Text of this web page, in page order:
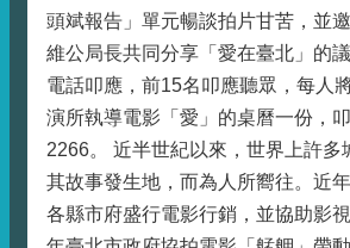
頭斌報告」單元暢談拍片甘苦，並
維公局長共同分享「愛在臺北」的
電話叩應，前15名叩應聽眾，每人
演所執導電影「愛」的桌曆一份，
2266。 近半世紀以來，世界上許多
其故事發生地，而為人所嚮往。近
各縣市府盛行電影行銷，並協助影